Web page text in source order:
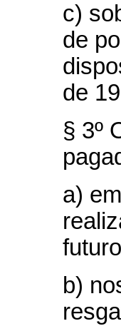
c)
de
de
§ 3º
a)
b)